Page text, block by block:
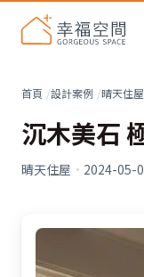
首頁 設計案例 晴天住屋
沉木美石
晴天住屋 · 2024-05-